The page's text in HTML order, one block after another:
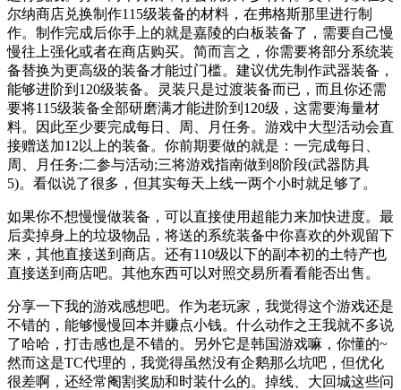
尔纳商店兑换制作115级装备的材料，在弗格斯那里进行制
作。制作完成后你手上的就是嘉陵的白板装备了，需要自己慢
慢往上强化或者在商店购买。简而言之，你需要将部分系统装
备替换为更高级的装备才能过门槛。建议优先制作武器装备，
能够进阶到120级装备。灵装只是过渡装备而已，而且你还需
要将115级装备全部研磨满才能进阶到120级，这需要海量材
料。因此至少要完成每日、周、月任务。游戏中大型活动会直
接赠送加12以上的装备。你前期要做的就是：一完成每日、
周、月任务;二参与活动;三将游戏指南做到8阶段(武器防具
5)。看似说了很多，但其实每天上线一两个小时就足够了。
如果你不想慢慢做装备，可以直接使用超能力来加快进度。最
后卖掉身上的垃圾物品，将送的系统装备中你喜欢的外观留下
来，其他直接送到商店。还有110级以下的副本初的土特产也
直接送到商店吧。其他东西可以对照交易所看看能否出售。
分享一下我的游戏感想吧。作为老玩家，我觉得这个游戏还是
不错的，能够慢慢回本并赚点小钱。什么动作之王我就不多说
了哈哈，打击感也是不错的。另外它是韩国游戏嘛，你懂的~
然而这是TC代理的，我觉得虽然没有企鹅那么坑吧，但优化
很差啊，还经常阉割奖励和时装什么的。掉线、大回城这些问